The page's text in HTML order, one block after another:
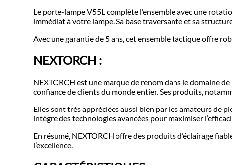
Le porte-lampe V55L complète l’ensemble avec une
immédiat à votre lampe. Sa base traversante et sa
Avec une garantie de 5 ans, cet ensemble tactique offre
NEXTORCH :
NEXTORCH est une marque de renom dans le domaine
confiance de clients du monde entier. Ses produits,
Elles sont très appréciées aussi bien par les amateurs de
intègre des technologies avancées pour maximiser
En résumé, NEXTORCH offre des produits d’éclairage
l’excellence.